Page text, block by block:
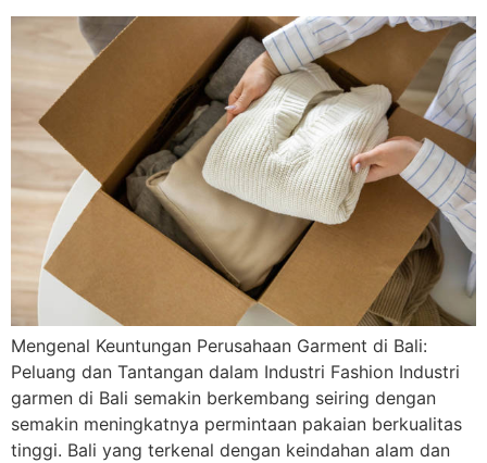
Mengenal Keuntungan Perusahaan Garment di Bali:
Peluang dan Tantangan dalam Industri Fashion Industri
garmen di Bali semakin berkembang seiring dengan
semakin meningkatnya permintaan pakaian berkualitas
tinggi. Bali yang terkenal dengan keindahan alam dan